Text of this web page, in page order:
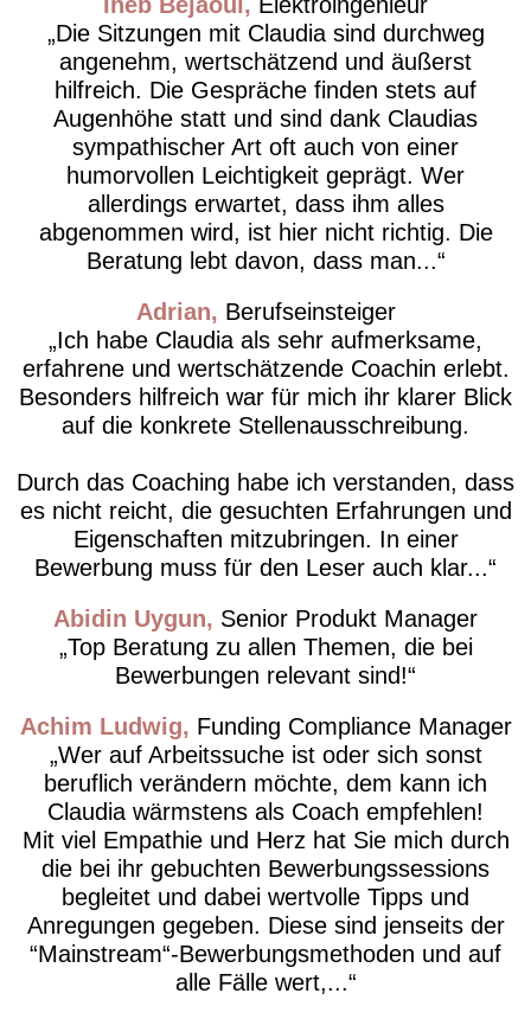
Die Sitzungen mit Claudia sind durchweg
angenehm, wertschätzend und äußerst
hilfreich. Die Gespräche finden stets auf
Augenhöhe statt und sind dank Claudias
sympathischer Art oft auch von einer
humorvollen Leichtigkeit geprägt. Wer
allerdings erwartet, dass ihm alles
abgenommen wird, ist hier nicht richtig. Die
Beratung lebt davon, dass man...
Adrian
Berufseinsteiger
Ich habe Claudia als sehr aufmerksame,
erfahrene und wertschätzende Coachin erlebt.
Besonders hilfreich war für mich ihr klarer Blick
auf die konkrete Stellenausschreibung.
Durch das Coaching habe ich verstanden, dass
es nicht reicht, die gesuchten Erfahrungen und
Eigenschaften mitzubringen. In einer
Bewerbung muss für den Leser auch klar...
Abidin Uygun
Senior Produkt Manager
Top Beratung zu allen Themen, die bei
Bewerbungen relevant sind!
Achim Ludwig
Funding Compliance Manager
Wer auf Arbeitssuche ist oder sich sonst
beruflich verändern möchte, dem kann ich
Claudia wärmstens als Coach empfehlen!
Mit viel Empathie und Herz hat Sie mich durch
die bei ihr gebuchten Bewerbungssessions
begleitet und dabei wertvolle Tipps und
Anregungen gegeben. Diese sind jenseits der
“Mainstream“-Bewerbungsmethoden und auf
alle Fälle wert,...